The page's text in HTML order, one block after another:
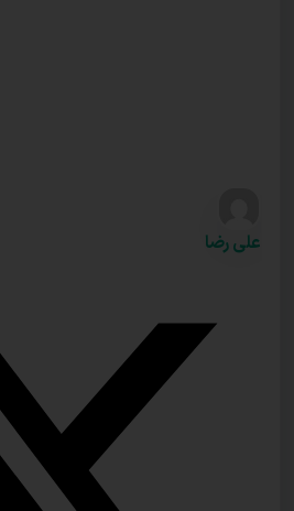
علی رضا